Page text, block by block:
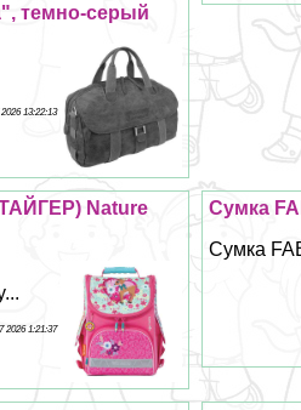
темно-серый
13:22:13
Сумка
Сумка
Nature
2026 1:21:37